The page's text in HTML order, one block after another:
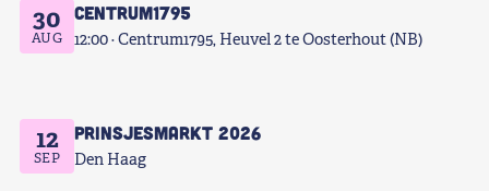
30
AUG
Centrum1795
12:00 Centrum1795, Heuvel 2 te Oosterhout (NB)
12
SEP
Prinsjesmarkt 2026
Den Haag